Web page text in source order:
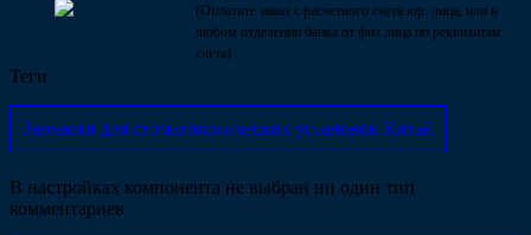
(Оплатите заказ с расчетного счета юр. лица, или в
любом отделении банка от физ.лица по реквизитам
счета)
Теги
Запчасти для стоматологических установок Китай
В настройках компонента не выбран ни один тип
комментариев